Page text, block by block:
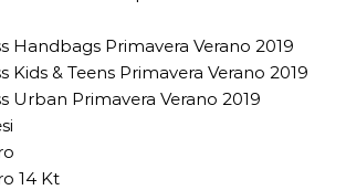
Handbags Primavera Verano 2019
Kids & Teens Primavera Verano 2019
Urban Primavera Verano 2019
14 Kt